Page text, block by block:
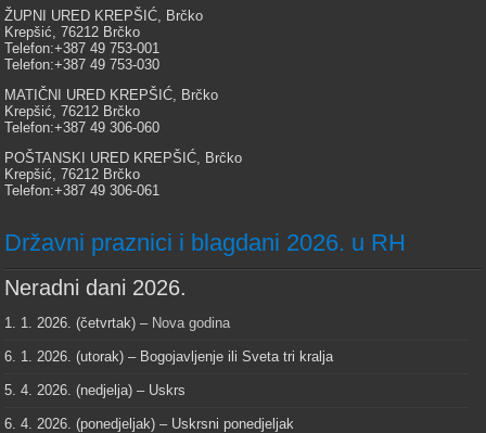
ŽUPNI URED KREPŠIĆ, Brčko
Krepšić, 76212 Brčko
Telefon:+387 49 753-001
Telefon:+387 49 753-030
MATIČNI URED KREPŠIĆ, Brčko
Krepšić, 76212 Brčko
Telefon:+387 49 306-060
POŠTANSKI URED KREPŠIĆ, Brčko
Krepšić, 76212 Brčko
Telefon:+387 49 306-061
Državni praznici i blagdani 2026. u RH
Neradni dani 2026.
1. 1. 2026. (četvrtak) – Nova godina
6. 1. 2026. (utorak) – Bogojavljenje ili Sveta tri kralja
5. 4. 2026. (nedjelja) – Uskrs
6. 4. 2026. (ponedjeljak) – Uskrsni ponedjeljak